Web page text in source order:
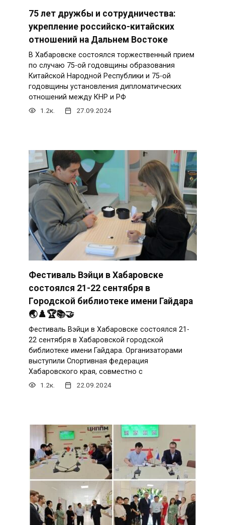
75 лет дружбы и сотрудничества:
укрепление российско-китайских
отношений на Дальнем Востоке
В Хабаровске состоялся торжественный прием
по случаю 75-ой годовщины образования
Китайской Народной Республики и 75-ой
годовщины установления дипломатических
отношений между КНР и РФ
1.2к. 27.09.2024
Фестиваль Вэйци в Хабаровске
состоялся 21-22 сентября в
Городской библиотеке имени Гайдара
🌏♟️🏆📚🤝
Фестиваль Вэйци в Хабаровске состоялся 21-
22 сентября в Хабаровской городской
библиотеке имени Гайдара. Организаторами
выступили Спортивная федерация
Хабаровского края, совместно с
1.2к. 22.09.2024